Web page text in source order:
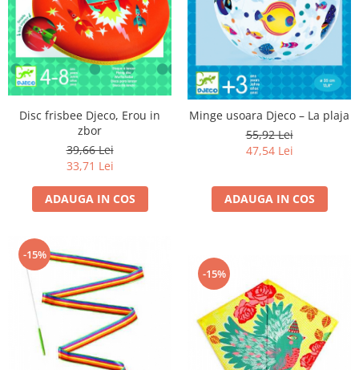
Disc frisbee Djeco, Erou in
zbor
39,66 Lei
33,71 Lei
ADAUGA IN COS
Minge usoara Djeco – La plaja
55,92 Lei
47,54 Lei
ADAUGA IN COS
-15%
-15%